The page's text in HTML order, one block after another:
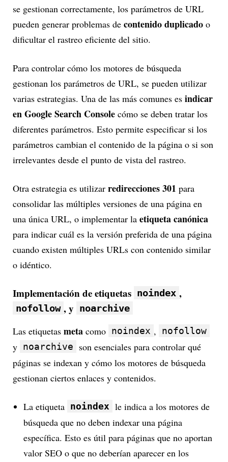
se gestionan correctamente, los parámetros de URL
pueden generar problemas de contenido duplicado o
dificultar el rastreo eficiente del sitio.
Para controlar cómo los motores de búsqueda
gestionan los parámetros de URL, se pueden utilizar
varias estrategias. Una de las más comunes es indicar
en Google Search Console cómo se deben tratar los
diferentes parámetros. Esto permite especificar si los
parámetros cambian el contenido de la página o si son
irrelevantes desde el punto de vista del rastreo.
Otra estrategia es utilizar redirecciones 301 para
consolidar las múltiples versiones de una página en
una única URL, o implementar la etiqueta canónica
para indicar cuál es la versión preferida de una página
cuando existen múltiples URLs con contenido similar
o idéntico.
Implementación de etiquetas noindex ,
nofollow , y noarchive
Las etiquetas meta como noindex , nofollow
y noarchive
son esenciales para controlar qué
páginas se indexan y cómo los motores de búsqueda
gestionan ciertos enlaces y contenidos.
La etiqueta noindex le indica a los motores de
búsqueda que no deben indexar una página
específica. Esto es útil para páginas que no aportan
valor SEO o que no deberían aparecer en los